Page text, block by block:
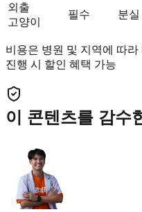
외출
고양이
필수 분
비용은 병원 및 지역에 따
진행 시 할인 혜택 가능
이 콘텐츠를 감수